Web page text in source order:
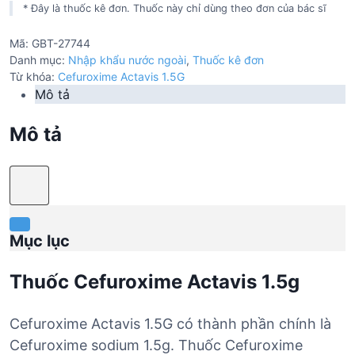
* Đây là thuốc kê đơn. Thuốc này chỉ dùng theo đơn của bác sĩ
Mã: GBT-27744
Danh mục: Nhập khẩu nước ngoài, Thuốc kê đơn
Từ khóa: Cefuroxime Actavis 1.5G
Mô tả
Mô tả
Mục lục
Thuốc Cefuroxime Actavis 1.5g
Cefuroxime Actavis 1.5G có thành phần chính là
Cefuroxime sodium 1.5g. Thuốc Cefuroxime